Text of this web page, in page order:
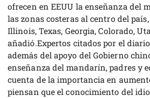
ofrecen en EEUU la enseñanza del
las zonas costeras al centro del
Illinois, Texas, Georgia, Colorado,
añadió.Expertos citados por el
además del apoyo del Gobierno
enseñanza del mandarín, padres y
cuenta de la importancia en
piensan que el conocimiento del